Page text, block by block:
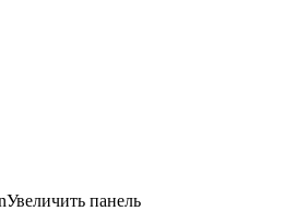
Увеличить панель